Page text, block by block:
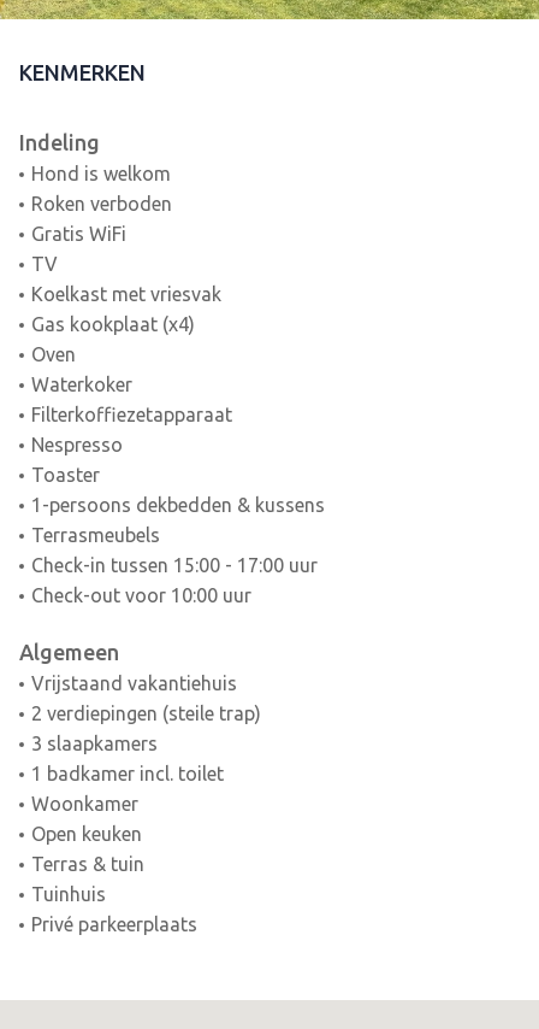
KENMERKEN
Indeling
Hond is welkom
Roken verboden
Gratis WiFi
TV
Koelkast met vriesvak
Gas kookplaat (x4)
Oven
Waterkoker
Filterkoffiezetapparaat
Nespresso
Toaster
1-persoons dekbedden & kussens
Terrasmeubels
Check-in tussen 15:00 - 17:00 uur
Check-out voor 10:00 uur
Algemeen
Vrijstaand vakantiehuis
2 verdiepingen (steile trap)
3 slaapkamers
1 badkamer incl. toilet
Woonkamer
Open keuken
Terras & tuin
Tuinhuis
Privé parkeerplaats